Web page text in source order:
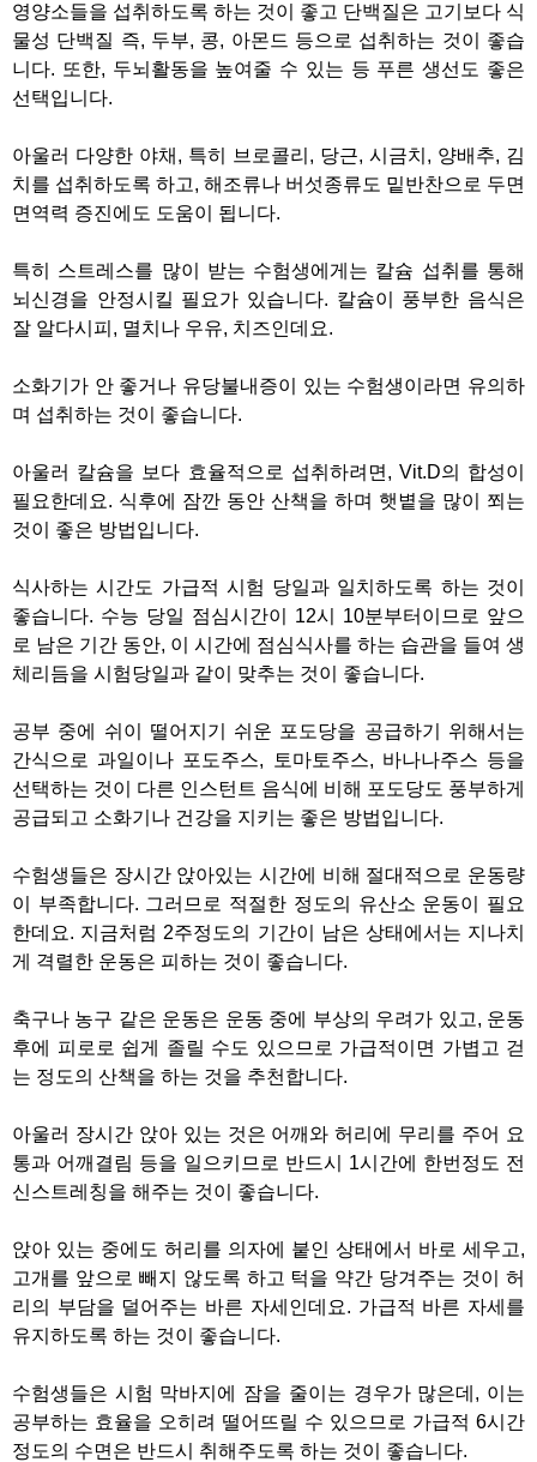
영양소들을 섭취하도록 하는 것이 좋고 단백질은 고기보다 식
물성 단백질 즉, 두부, 콩, 아몬드 등으로 섭취하는 것이 좋습
니다. 또한, 두뇌활동을 높여줄 수 있는 등 푸른 생선도 좋은
선택입니다.
아울러 다양한 야채, 특히 브로콜리, 당근, 시금치, 양배추, 김
치를 섭취하도록 하고, 해조류나 버섯종류도 밑반찬으로 두면
면역력 증진에도 도움이 됩니다.
특히 스트레스를 많이 받는 수험생에게는 칼슘 섭취를 통해
뇌신경을 안정시킬 필요가 있습니다. 칼슘이 풍부한 음식은
잘 알다시피, 멸치나 우유, 치즈인데요.
소화기가 안 좋거나 유당불내증이 있는 수험생이라면 유의하
며 섭취하는 것이 좋습니다.
아울러 칼슘을 보다 효율적으로 섭취하려면, Vit.D의 합성이
필요한데요. 식후에 잠깐 동안 산책을 하며 햇볕을 많이 쬐는
것이 좋은 방법입니다.
식사하는 시간도 가급적 시험 당일과 일치하도록 하는 것이
좋습니다. 수능 당일 점심시간이 12시 10분부터이므로 앞으
로 남은 기간 동안, 이 시간에 점심식사를 하는 습관을 들여 생
체리듬을 시험당일과 같이 맞추는 것이 좋습니다.
공부 중에 쉬이 떨어지기 쉬운 포도당을 공급하기 위해서는
간식으로 과일이나 포도주스, 토마토주스, 바나나주스 등을
선택하는 것이 다른 인스턴트 음식에 비해 포도당도 풍부하게
공급되고 소화기나 건강을 지키는 좋은 방법입니다.
수험생들은 장시간 앉아있는 시간에 비해 절대적으로 운동량
이 부족합니다. 그러므로 적절한 정도의 유산소 운동이 필요
한데요. 지금처럼 2주정도의 기간이 남은 상태에서는 지나치
게 격렬한 운동은 피하는 것이 좋습니다.
축구나 농구 같은 운동은 운동 중에 부상의 우려가 있고, 운동
후에 피로로 쉽게 졸릴 수도 있으므로 가급적이면 가볍고 걷
는 정도의 산책을 하는 것을 추천합니다.
아울러 장시간 앉아 있는 것은 어깨와 허리에 무리를 주어 요
통과 어깨결림 등을 일으키므로 반드시 1시간에 한번정도 전
신스트레칭을 해주는 것이 좋습니다.
앉아 있는 중에도 허리를 의자에 붙인 상태에서 바로 세우고,
고개를 앞으로 빼지 않도록 하고 턱을 약간 당겨주는 것이 허
리의 부담을 덜어주는 바른 자세인데요. 가급적 바른 자세를
유지하도록 하는 것이 좋습니다.
수험생들은 시험 막바지에 잠을 줄이는 경우가 많은데, 이는
공부하는 효율을 오히려 떨어뜨릴 수 있으므로 가급적 6시간
정도의 수면은 반드시 취해주도록 하는 것이 좋습니다.